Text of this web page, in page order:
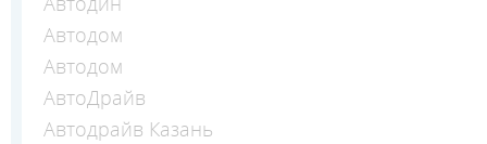
Автодом
Автодом
АвтоДрайв
Автодрайв Казань